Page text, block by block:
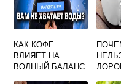
КАК КОФЕ
ВЛИЯЕТ НА
ВОДНЫЙ БАЛАНС